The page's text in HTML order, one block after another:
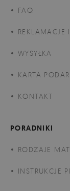
FAQ
REKLAMACJE
WYSYŁKA
KARTA
KONTAKT
PORADNIKI
RODZAJE
INSTRUKCJE